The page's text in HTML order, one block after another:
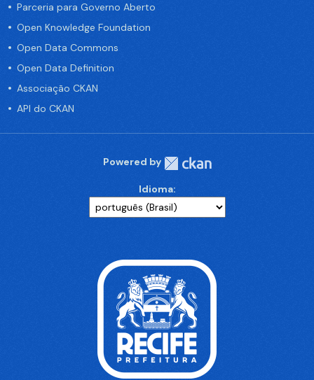
Parceria para Governo Aberto
Open Knowledge Foundation
Open Data Commons
Open Data Definition
Associação CKAN
API do CKAN
Powered by
Idioma